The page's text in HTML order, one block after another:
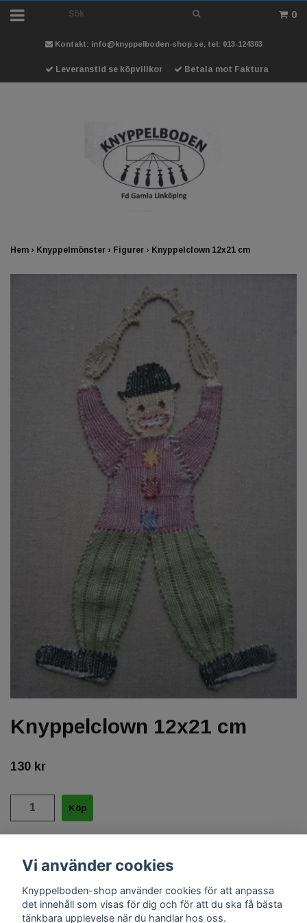
0
Kontakt: info@knyppelboden-shop.se, tel: 013-124303
Leveranstid se köpvillkor Betala mot Faktura
Hem › Knyppelmönster › Figurer › Knyppelclown 12x21 cm
Knyppelclown 12x21 cm
130 kr
Vi använder cookies
Knyppelboden-shop använder cookies för att anpassa
det innehåll som visas för dig och för att du ska få bästa
tänkbara upplevelse när du handlar hos oss.